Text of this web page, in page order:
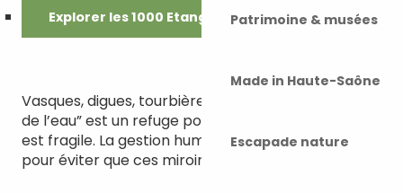
Patrimoine & musées
Made in Haute-Saône
Escapade nature
Explorer les 1000 Etangs
Vasques, digues, tourbières, roselières… Ce “pays
de l’eau” est un refuge pour la biodiversité. Mais il
est fragile. La gestion humaine est indispensable
pour éviter que ces miroirs ne s’effacent.